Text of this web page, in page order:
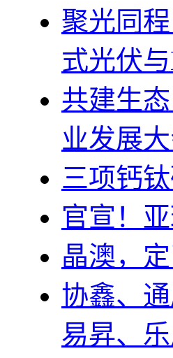
聚光同
式光伏
共建生
业发展
三项钙
官宣！
晶澳，定
协鑫、
易昇、